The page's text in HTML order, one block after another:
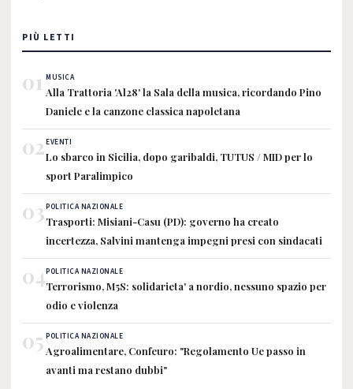
PIÙ LETTI
01 MUSICA
Alla Trattoria 'Al28' la Sala della musica, ricordando Pino
Daniele e la canzone classica napoletana
02EVENTI
Lo sbarco in Sicilia, dopo garibaldi, TUTUS / MID per lo
sport Paralimpico
03POLITICA NAZIONALE
Trasporti: Misiani-Casu (PD): governo ha creato
incertezza, Salvini mantenga impegni presi con sindacati
04POLITICA NAZIONALE
Terrorismo, M5S: solidarieta' a nordio, nessuno spazio per
odio e violenza
05 POLITICA NAZIONALE
Agroalimentare, Confeuro: "Regolamento Ue passo in
avanti ma restano dubbi"